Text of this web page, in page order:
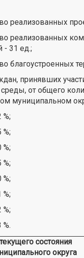
реализованных
реализованных
- 31 ед.;
благоустроенных
принявших
среды, от общего
муниципальном
%;
%;
%;
%;
%;
%;
%;
состояния
округа